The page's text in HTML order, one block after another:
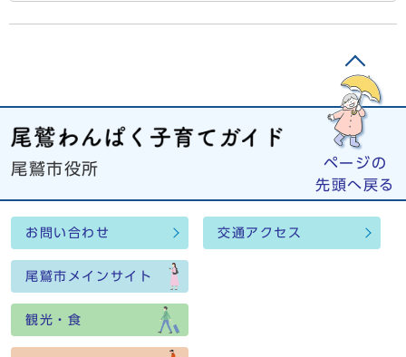
ページの
先頭へ戻る
尾鷲市役所
お問い合わせ 交通アクセス
尾鷲市メインサイト
観光・食